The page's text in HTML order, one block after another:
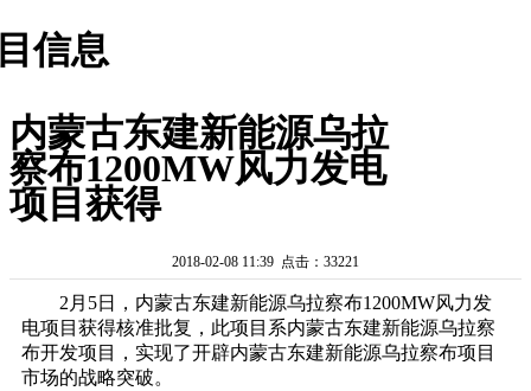
信息
内蒙古东建新能源乌拉
察布1200MW风力发电
项目获得
2018-02-08 11:39 点击：33221
2月5日，内蒙古东建新能源乌拉察布1200MW风力发
电项目获得核准批复，此项目系内蒙古东建新能源乌拉察
布开发项目，实现了开辟内蒙古东建新能源乌拉察布项目
市场的战略突破。